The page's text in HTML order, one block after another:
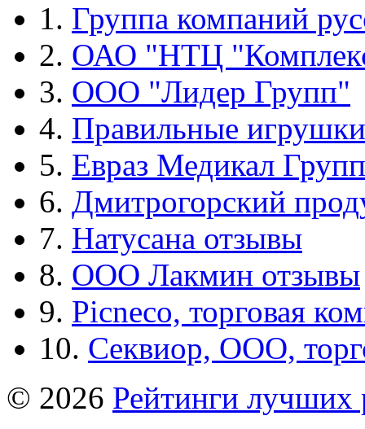
1. Группа компаний
2. ОАО "НТЦ
3. ООО "Лидер Групп"
4. Правильные игрушки
5. Евраз Медикал Групп
6. Дмитрогорский
7. Натусана отзывы
8. ООО Лакмин отзывы
9. Picneco, торговая
10. Секвиор, ООО,
© 2026 Рейтинги лучших